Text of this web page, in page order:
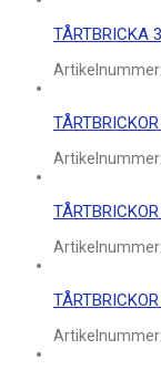
TÅRTBRICKA
Artikelnummer:
Artikelnummer:
Artikelnummer:
Artikelnummer: